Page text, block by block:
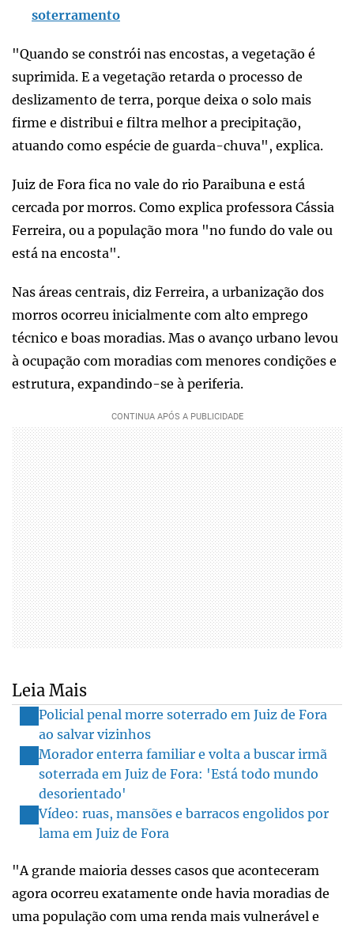
soterramento
"Quando se constrói nas encostas, a vegetação é
suprimida. E a vegetação retarda o processo de
deslizamento de terra, porque deixa o solo mais
firme e distribui e filtra melhor a precipitação,
atuando como espécie de guarda-chuva", explica.
Juiz de Fora fica no vale do rio Paraibuna e está
cercada por morros. Como explica professora Cássia
Ferreira, ou a população mora "no fundo do vale ou
está na encosta".
Nas áreas centrais, diz Ferreira, a urbanização dos
morros ocorreu inicialmente com alto emprego
técnico e boas moradias. Mas o avanço urbano levou
à ocupação com moradias com menores condições e
estrutura, expandindo-se à periferia.
Leia Mais
Policial penal morre soterrado em Juiz de Fora
ao salvar vizinhos
Morador enterra familiar e volta a buscar irmã
soterrada em Juiz de Fora: 'Está todo mundo
desorientado'
Vídeo: ruas, mansões e barracos engolidos por
lama em Juiz de Fora
"A grande maioria desses casos que aconteceram
agora ocorreu exatamente onde havia moradias de
uma população com uma renda mais vulnerável e